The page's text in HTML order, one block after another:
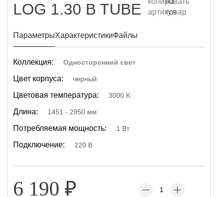
LOG 1.30 B TUBE
ПараметрыХарактеристикиФайлы
Коллекция: Односторонний свет
Цвет корпуса: черный
Цветовая температура: 3000 K
Длина: 1451 - 2950 мм
Потребляемая мощность: 1 Вт
Подключение: 220 В
6 190 ₽